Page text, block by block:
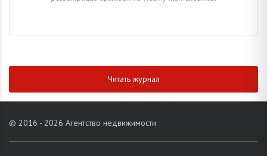
Читать журнал
© 2016 - 2026 Агентство недвижимости